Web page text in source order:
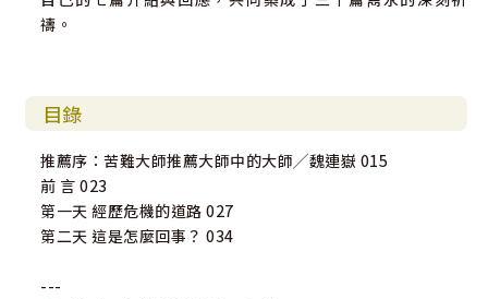
禱。
目錄
推薦序：苦難大師推薦大師中的大師╱魏連嶽 015
前 言 023
第一天 經歷危機的道路 027
第二天 這是怎麼回事？ 034
---